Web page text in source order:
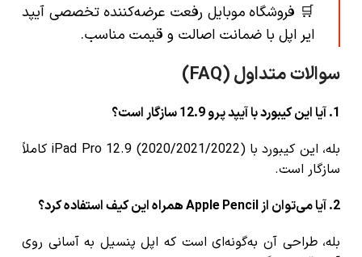
🛒 فروشگاه موبایل رفعت عرضه‌کننده تخصصی آیپد
ایر اپل با ضمانت اصالت و قیمت مناسب.
سوالات متداول (FAQ)
1. آیا این کیبورد با آیپد پرو 12.9 سازگار است؟
بله، این کیبورد با iPad Pro 12.9 (2020/2021/2022) کاملاً
سازگار است.
2. آیا می‌توان از Apple Pencil همراه این کیف استفاده کرد؟
بله، طراحی آن به‌گونه‌ای است که اپل پنسیل به آسانی روی